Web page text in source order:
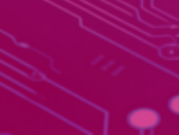
Kundenbereich